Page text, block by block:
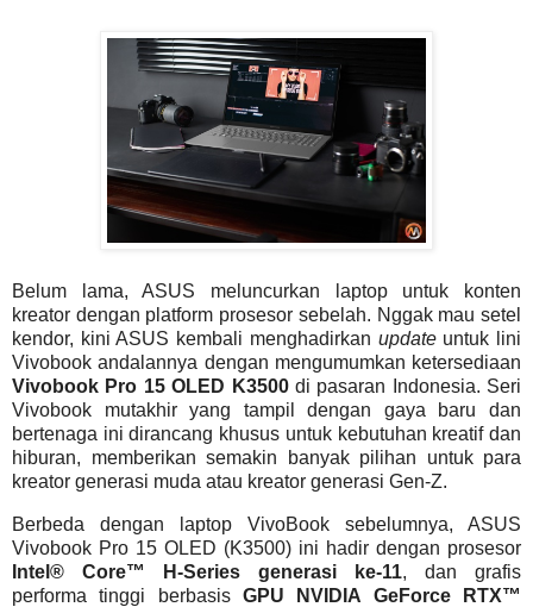
Belum lama, ASUS meluncurkan laptop untuk konten
kreator dengan platform prosesor sebelah. Nggak mau setel
kendor, kini ASUS kembali menghadirkan update untuk lini
Vivobook andalannya dengan mengumumkan ketersediaan
Vivobook Pro 15 OLED K3500di pasaran Indonesia. Seri
Vivobook mutakhir yang tampil dengan gaya baru dan
bertenaga ini dirancang khusus untuk kebutuhan kreatif dan
hiburan, memberikan semakin banyak pilihan untuk para
kreator generasi muda atau kreator generasi Gen-Z.
Berbeda dengan laptop VivoBook sebelumnya, ASUS
Vivobook Pro 15 OLED (K3500) ini hadir dengan prosesor
Intel® Core™ H-Series generasi ke-11, dan grafis
performa tinggi berbasis GPU NVIDIA GeForce RTX™